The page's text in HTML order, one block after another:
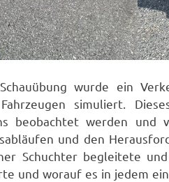
wurde ein
simuliert.
beobachtet werden und
und den
Schuchter begleitete
und worauf es in jedem